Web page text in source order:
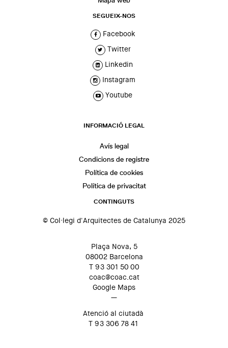
SEGUEIX-NOS
Facebook
Twitter
Linkedin
Instagram
Youtube
INFORMACIÓ LEGAL
Avís legal
Condicions de registre
Política de cookies
Política de privacitat
CONTINGUTS
© Col·legi d'Arquitectes de Catalunya 2025
Plaça Nova, 5
08002 Barcelona
T 93 301 50 00
coac@coac.cat
Google Maps
—
Atenció al ciutadà
T 93 306 78 41